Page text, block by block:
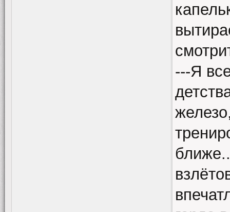
---Я